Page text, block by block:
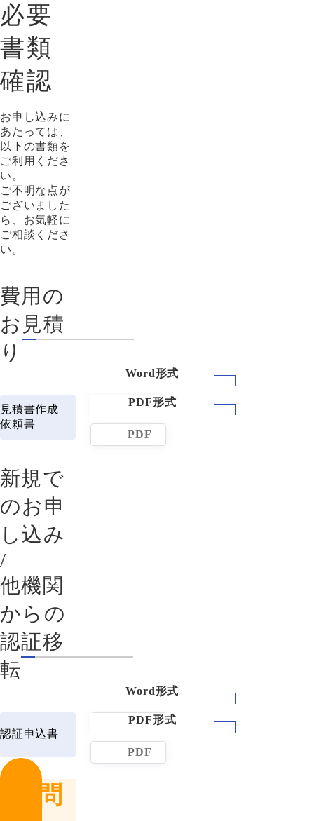
必要
書類
確認
お申し込みに
あたっては、
以下の書類を
ご利用くださ
い。
ご不明な点が
ございました
ら、お気軽に
ご相談くださ
い。
費用の
お見積
り
見積書作成
依頼書
WORD
PDF
新規で
のお申
し込み
/
他機関
からの
認証移
転
認証申込書
WORD
PDF
お問